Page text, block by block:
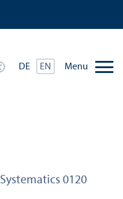
DE EN Menu
Systematics 0120